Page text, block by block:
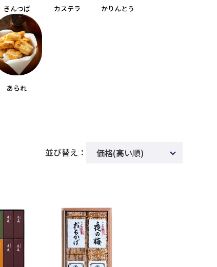
きんつば カステラ かりんとう
あられ
並び替え：
発売日
価格(安い順)
価格(高い順)
発売日＋商品名